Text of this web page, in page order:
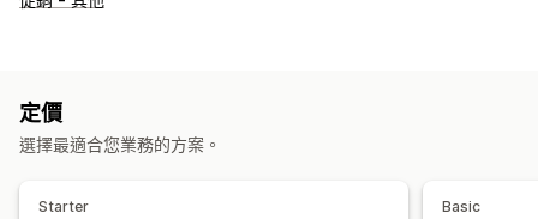
管理折扣
篩選
追蹤
定價
選擇最適合您業務的方案。
Starter Basic